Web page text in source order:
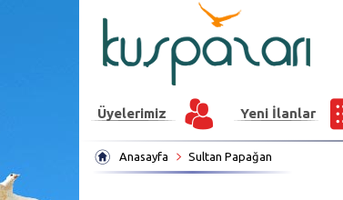
Üyelerimiz Yeni İlanlar
Anasayfa Sultan Papağan